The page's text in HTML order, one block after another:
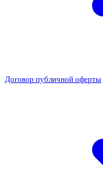
Договор публичной оферты